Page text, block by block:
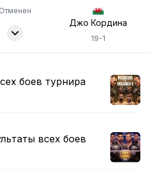
Отменен
Джо Кордина
19-1
боев турнира
всех боев